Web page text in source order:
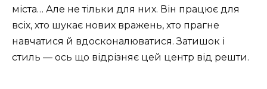
міста… Але не тільки для них. Він працює для
всіх, хто шукає нових вражень, хто прагне
навчатися й вдосконалюватися. Затишок і
стиль — ось що відрізняє цей центр від решти.